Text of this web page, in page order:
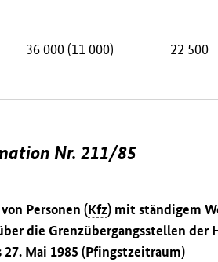
36 000 (11 000) 22 500
Nr. 211/85
Personen (Kfz) mit ständigem
die Grenzübergangsstellen der
Mai 1985 (Pfingstzeitraum)